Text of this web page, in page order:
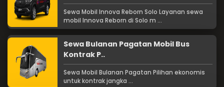
Sewa Mobil Innova Reborn Solo Layanan sewa
mobil Innova Reborn di Solo m ...
Sewa Bulanan Pagatan Mobil Bus
Kontrak P..
Sewa Mobil Bulanan Pagatan Pilihan ekonomis
untuk kontrak jangka ...